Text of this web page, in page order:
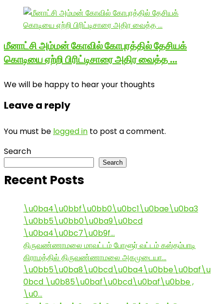
மீனாட்சி அம்மன் கோவில் கோபுரத்தில் தேசியக்
கொடியை ஏற்றி பிரிட்டிசாரை அதிர வைத்த …
We will be happy to hear your thoughts
Leave a reply
You must be logged in to post a comment.
Search
Search
Recent Posts
\u0ba4\u0bbf\u0bb0\u0bc1\u0bae\u0ba3
\u0bb5\u0bb0\u0ba9\u0bcd
\u0ba4\u0bc7\u0b9f…
திருவண்ணாமலை மாவட்டம் போளூர் வட்டம் கஸ்தம்பாடி
கிராமத்தில் திருவண்ணாமலை அகமுடையா…
\u0bb5\u0ba8\u0bcd\u0ba4\u0bbe\u0baf\u
0bcd \u0b85\u0baf\u0bcd\u0baf\u0bbe ,
\u0…